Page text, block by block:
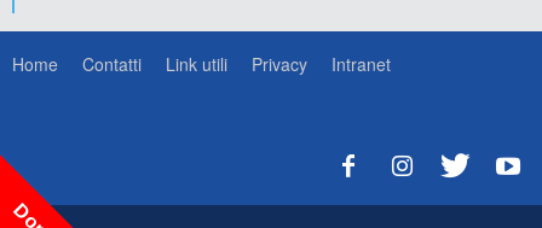
Home Contatti Link utili Privacy Intranet